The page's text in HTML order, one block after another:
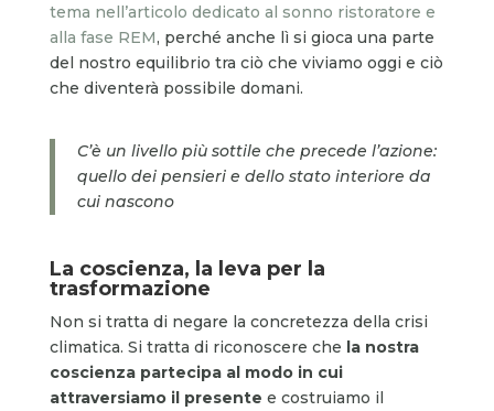
tema nell’articolo dedicato al sonno ristoratore e
alla fase REM, perché anche lì si gioca una parte
del nostro equilibrio tra ciò che viviamo oggi e ciò
che diventerà possibile domani.
C’è un livello più sottile che precede l’azione:
quello dei pensieri e dello stato interiore da
cui nascono
La coscienza, la leva per la
trasformazione
Non si tratta di negare la concretezza della crisi
climatica. Si tratta di riconoscere che la nostra
coscienza partecipa al modo in cui
attraversiamo il presente e costruiamo il